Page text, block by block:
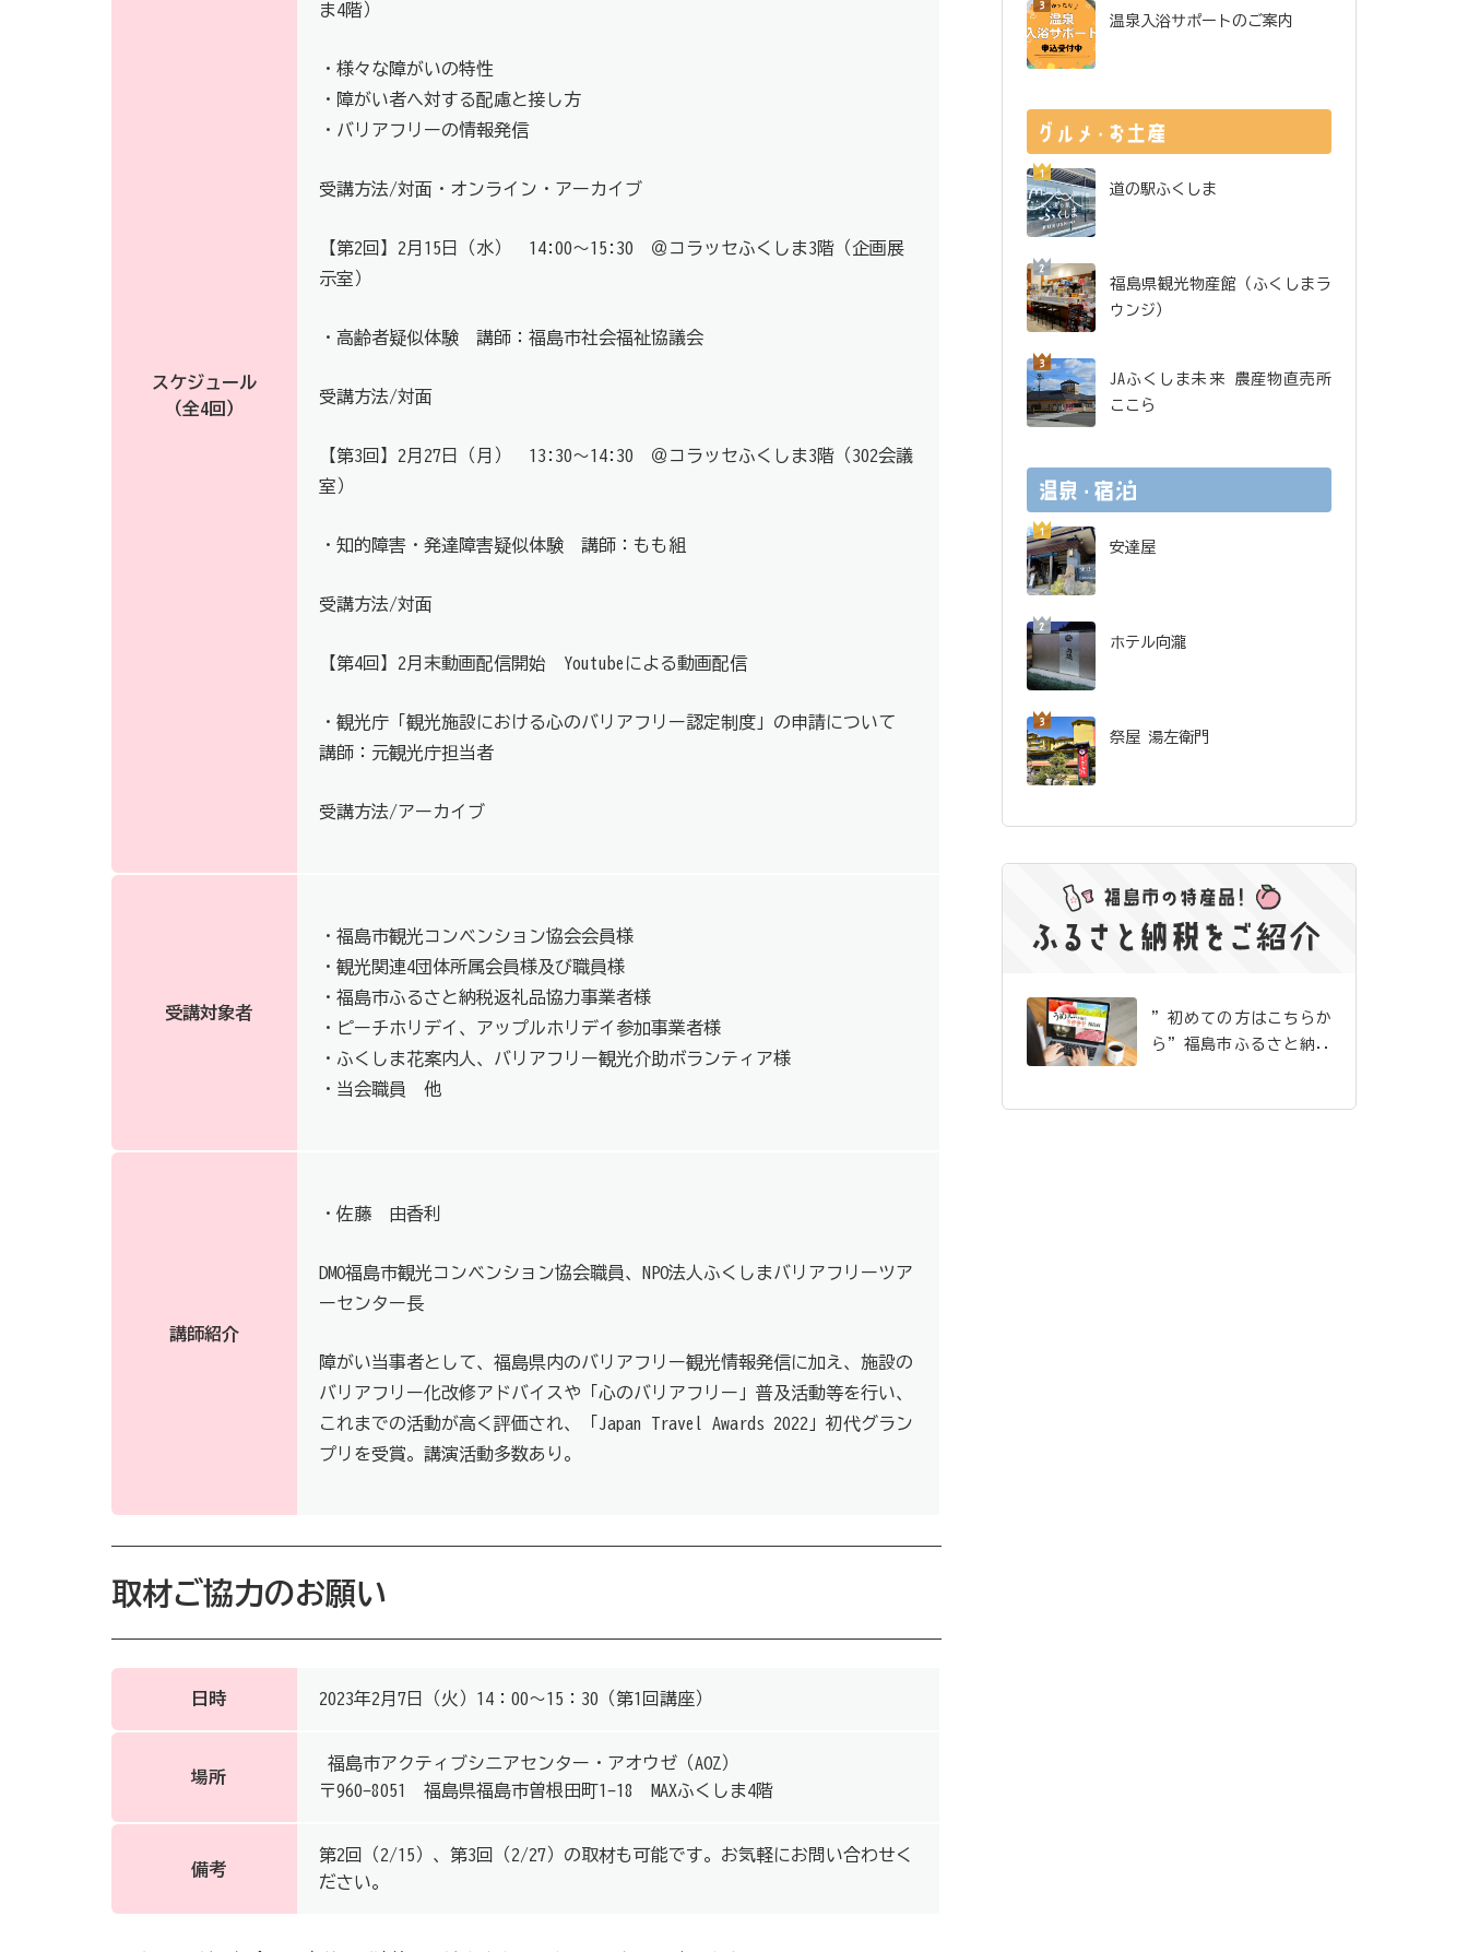
スケジュール
（全4回）
ま4階）
・様々な障がいの特性
・障がい者へ対する配慮と接し方
・バリアフリーの情報発信
受講方法/対面・オンライン・アーカイブ
【第2回】2月15日（水） 14:00～15:30 ＠コラッセふくしま3階（企画展
示室）
・高齢者疑似体験 講師：福島市社会福祉協議会
受講方法/対面
【第3回】2月27日（月） 13:30～14:30 ＠コラッセふくしま3階（302会議
室）
・知的障害・発達障害疑似体験 講師：もも組
受講方法/対面
【第4回】2月末動画配信開始 Youtubeによる動画配信
・観光庁「観光施設における心のバリアフリー認定制度」の申請について
講師：元観光庁担当者
受講方法/アーカイブ
受講対象者
・福島市観光コンベンション協会会員様
・観光関連4団体所属会員様及び職員様
・福島市ふるさと納税返礼品協力事業者様
・ピーチホリデイ、アップルホリデイ参加事業者様
・ふくしま花案内人、バリアフリー観光介助ボランティア様
・当会職員 他
講師紹介
・佐藤 由香利
DMO福島市観光コンベンション協会職員、NPO法人ふくしまバリアフリーツア
ーセンター長
障がい当事者として、福島県内のバリアフリー観光情報発信に加え、施設の
バリアフリー化改修アドバイスや「心のバリアフリー」普及活動等を行い、
これまでの活動が高く評価され、「Japan Travel Awards 2022」初代グラン
プリを受賞。講演活動多数あり。
取材ご協力のお願い
日時 2023年2月7日（火）14：00～15：30（第1回講座）
場所
福島市アクティブシニアセンター・アオウゼ（AOZ）
〒960-8051 福島県福島市曽根田町1-18 MAXふくしま4階
備考
第2回（2/15）、第3回（2/27）の取材も可能です。お気軽にお問い合わせく
ださい。
温泉入浴サポートのご案内
道の駅ふくしま
福島県観光物産館（ふくしまラ
ウンジ）
JAふくしま未来 農産物直売所
ここら
安達屋
ホテル向瀧
祭屋 湯左衛門
”初めての方はこちらか
ら”福島市ふるさと納税